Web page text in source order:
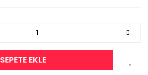
SEPETE EKLE